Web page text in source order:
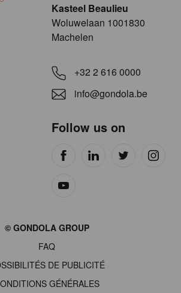
Kasteel Beaulieu
​​​Woluwelaan 1001830
Machelen
+32 2 616 0000
info@gondola.be
Follow us on
© GONDOLA GROUP
FAQ
DE PUBLICITÉ
GÉNÉRALES